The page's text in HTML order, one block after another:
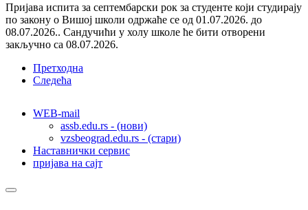
Пријава испита за септембарски рок за студенте који студирају
по закону о Вишој школи одржаће се од 01.07.2026. до
08.07.2026.. Сандучићи у холу школе ће бити отворени
закључно са 08.07.2026.
Претходна
Следећа
WEB-mail
assb.edu.rs - (нови)
vzsbeograd.edu.rs - (стари)
Наставнички сервис
пријава на сајт